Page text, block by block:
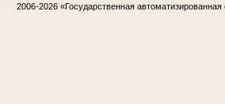
2006-2026 «Государственная